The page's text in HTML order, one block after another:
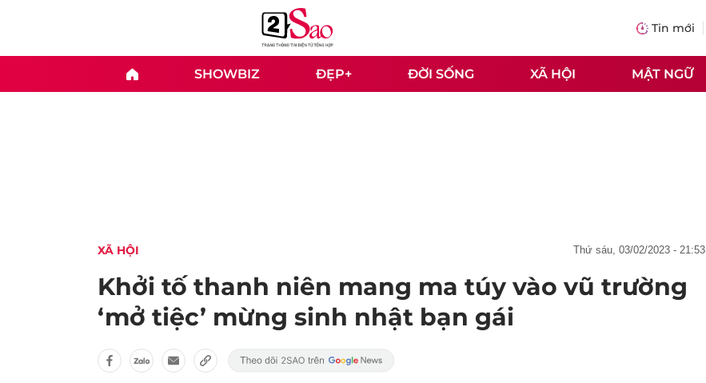
Tin mới
SHOWBIZ ĐẸP+ ĐỜI SỐNG XÃ HỘI MẬT NGỮ
XÃ HỘI thứ sáu, 03/02/2023 - 21:53
Khởi tố thanh niên mang ma túy vào vũ trường
‘mở tiệc’ mừng sinh nhật bạn gái